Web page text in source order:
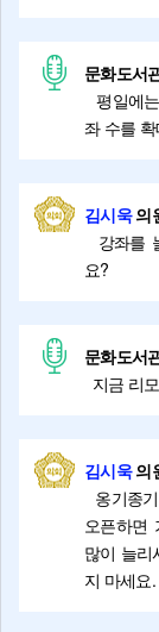
문화도서
평일에
좌 수를
김시욱의
강좌를
요?
문화도서
지금 리
김시욱의
옹기종
오픈하면
많이 늘리
지 마세요.